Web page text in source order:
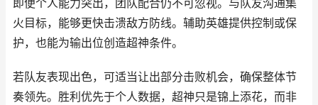
即便个人能力突出，团队配合仍不可忽视。与队友沟通集
火目标，能够更快击溃敌方防线。辅助英雄提供控制或保
护，也能为输出位创造超神条件。
若队友表现出色，可适当让出部分击败机会，确保整体节
奏领先。胜利优先于个人数据，超神只是锦上添花，而非